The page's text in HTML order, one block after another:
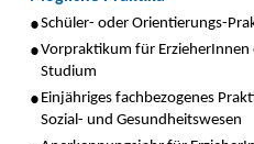
Schüler- oder Orientierungs-
Vorpraktikum für ErzieherInnen
Studium
Einjähriges fachbezogenes
Sozial- und Gesundheitswesen